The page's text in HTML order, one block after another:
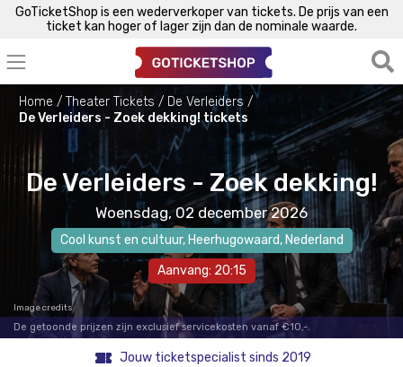
GoTicketShop is een wederverkoper van tickets. De prijs van een
ticket kan hoger of lager zijn dan de nominale waarde.
Home Theater Tickets
De Verleiders
De Verleiders - Zoek dekking! tickets
De Verleiders - Zoek dekking!
Woensdag, 02 december 2026
Cool kunst en cultuur, Heerhugowaard, Nederland
Aanvang: 20:15
Image credits
De getoonde prijzen zijn exclusief servicekosten vanaf €10,-.
Jouw ticketspecialist sinds 2019